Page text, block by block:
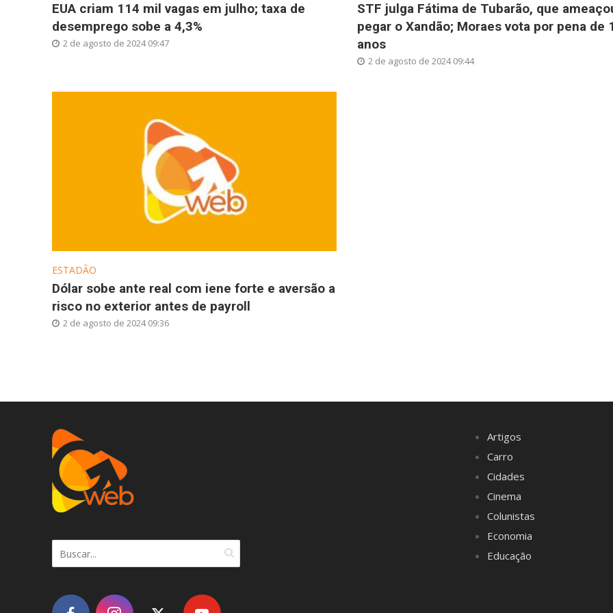
EUA criam 114 mil vagas em julho; taxa de
desemprego sobe a 4,3%
2 de agosto de 2024 09:47
STF julga Fátima de Tubarão, que
pegar o Xandão; Moraes vota por pena de
anos
2 de agosto de 2024 09:44
ESTADÃO
Dólar sobe ante real com iene forte e aversão a
risco no exterior antes de payroll
2 de agosto de 2024 09:36
Artigos
Carro
Cidades
Cinema
Colunistas
Economia
Educação